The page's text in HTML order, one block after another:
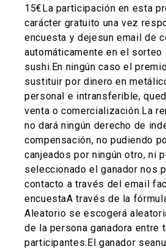
15€La participación en esta
carácter gratuito una vez
encuesta y dejesun email de
automáticamente en el sorteo
sushi.En ningún caso el
sustituir por dinero en
personal e intransferible,
venta o comercialización.La
no dará ningún derecho de
compensación, no pudiendo
canjeados por ningún otro, ni
seleccionado el ganador nos
contacto a través del email
encuestaA través de la
Aleatorio se escogerá
de la persona ganadora entre
participantes.El ganador